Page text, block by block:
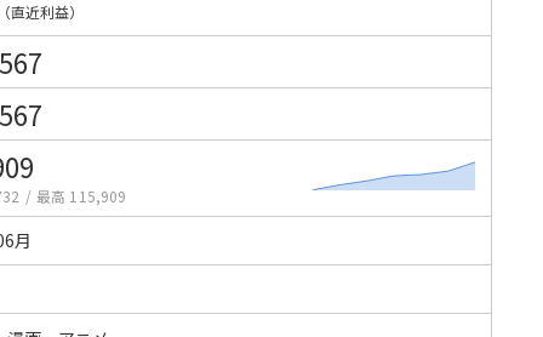
（直近利益）
/ 最高 115,909
月